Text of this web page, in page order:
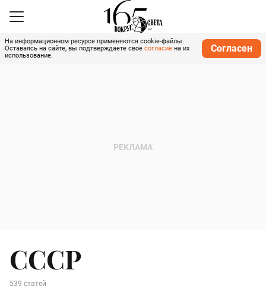
На информационном ресурсе применяются cookie-файлы.
Оставаясь на сайте, вы подтверждаете свое согласие на их
использование.
Согласен
СССР
539 статей